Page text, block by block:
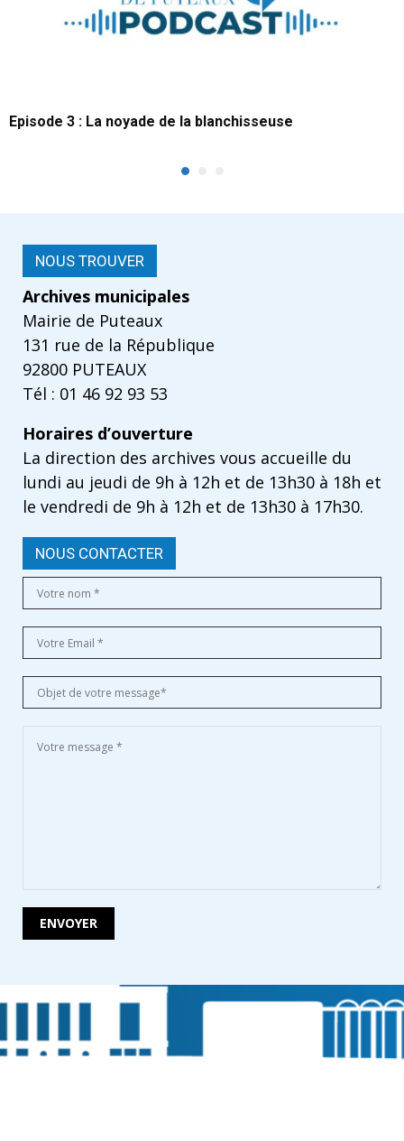
Episode 3 : La noyade de la blanchisseuse
NOUS TROUVER
Archives municipales
Mairie de Puteaux
131 rue de la République
92800 PUTEAUX
Tél : 01 46 92 93 53
Horaires d’ouverture
La direction des archives vous accueille du
lundi au jeudi de 9h à 12h et de 13h30 à 18h et
le vendredi de 9h à 12h et de 13h30 à 17h30.
NOUS CONTACTER